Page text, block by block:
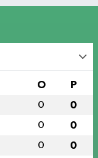
O P
0 0
0 0
0 0